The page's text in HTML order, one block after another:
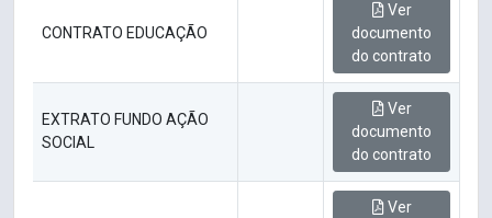
CONTRATO EDUCAÇÃO
Ver
documento
do contrato
EXTRATO FUNDO AÇÃO
SOCIAL
Ver
documento
do contrato
Ver